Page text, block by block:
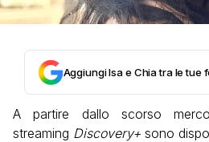
Aggiungi Isa e Chia tra le tue
A partire dallo scorso
streaming Discovery+ sono